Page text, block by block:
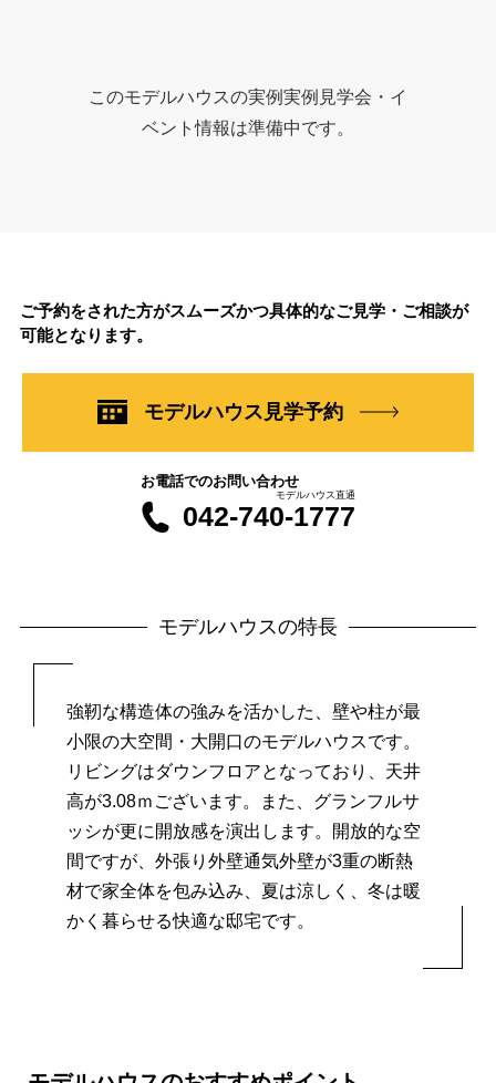
このモデルハウスの実例実例見学会・イ
ベント情報は準備中です。
ご予約をされた方がスムーズかつ具体的なご見学・ご相談が
可能となります。
モデルハウス見学予約
お電話でのお問い合わせ
042-740-1777
モデルハウス直通
モデルハウスの特長
強靭な構造体の強みを活かした、 壁や柱が最
小限の大空間・大開口のモデルハウスです。
リビングはダウンフロアとなっており、天井
高が3.08ｍございます。
また、グランフルサ
ッシが更に開放感を演出します。
開放的な空
間ですが、外張り外壁通気外壁が3重の断熱
材で家全体を包み込み、 夏は涼しく、冬は暖
かく暮らせる快適な邸宅です。